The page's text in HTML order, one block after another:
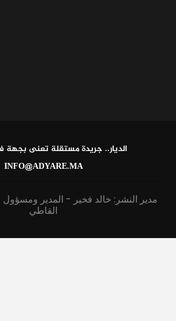
الديار.. جريدة مستقلة تعنى
INFO@ADYARE.MA
مدير النشر: خالد فخير - المدير ومسؤول
القاطي